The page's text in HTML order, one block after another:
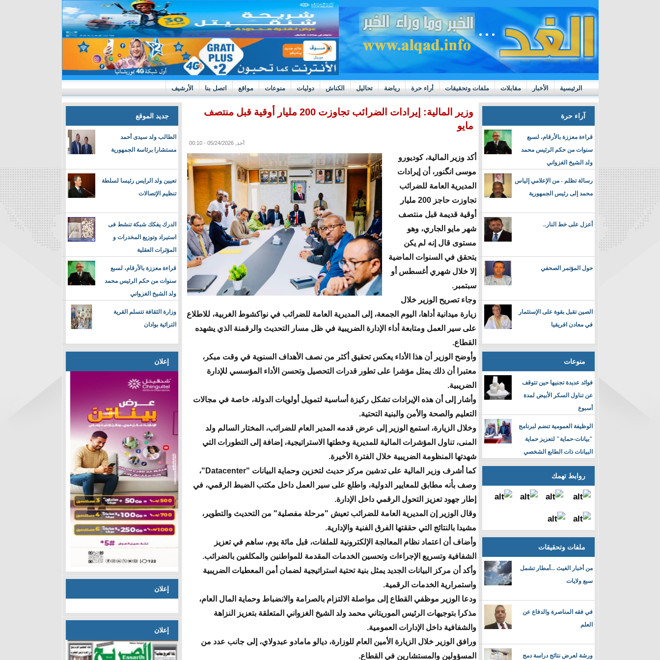
الرئيسية الأخبار مقابلات ملفات وتحقيقات أراء حرة رياضة تحاليل الكناش دوليات منوعات مواقع اتصل بنا الأرشيف
https://m.youtube.com/watch?v=GN10qW4W4hQ
آراء حرة
قراءة معززة بالأرقام، لسبع
سنوات من حكم الرئيس محمد
ولد الشيخ الغزواني
رسالة تظلم - من الإعلامي إلياس
محمد إلى رئيس الجمهورية
أعزل على خط النار..
حول المؤتمر الصحفي
الصين تقبل بقوة على الإستثمار
في معادن افريقيا
منوعات
فوائد عديدة تجنيها حين تتوقف
عن تناول السكر الأبيض لمدة
أسبوع
الوظيفة العمومية تنضم لبرنامج
"بيانات-حماية" لتعزيز حماية
البيانات ذات الطابع الشخصي
روابط تهمك
ملفات وتحقيقات
من أخبار الغيث ...أمطار تشمل
سبع ولايات
في فقه المناصرة والدفاع عن
العلم
ورشة لعرض نتائج دراسة دمج
وزير المالية: إيرادات الضرائب تجاوزت 200 مليار أوقية قبل منتصف
مايو
أحد, 05/24/2026 - 00:10
أكد وزير المالية، كوديورو
موسى انگنور، أن إيرادات
المديرية العامة للضرائب
تجاوزت حاجز 200 مليار
أوقية قديمة قبل منتصف
شهر مايو الجاري، وهو
مستوى قال إنه لم يكن
يتحقق في السنوات الماضية
إلا خلال شهري أغسطس أو
سبتمبر.
وجاء تصريح الوزير خلال
زيارة ميدانية أداها، اليوم الجمعة، إلى المديرية العامة للضرائب في نواكشوط الغربية، للاطلاع
على سير العمل ومتابعة أداء الإدارة الضريبية في ظل مسار التحديث والرقمنة الذي يشهده
القطاع.
وأوضح الوزير أن هذا الأداء يعكس تحقيق أكثر من نصف الأهداف السنوية في وقت مبكر،
معتبرا أن ذلك يمثل مؤشرا على تطور قدرات التحصيل وتحسن الأداء المؤسسي للإدارة
الضريبية.
وأشار إلى أن هذه الإيرادات تشكل ركيزة أساسية لتمويل أولويات الدولة، خاصة في مجالات
التعليم والصحة والأمن والبنية التحتية.
وخلال الزيارة، استمع الوزير إلى عرض قدمه المدير العام للضرائب، المختار السالم ولد
المنى، تناول المؤشرات المالية للمديرية وخطتها الاستراتيجية، إضافة إلى التطورات التي
شهدتها المنظومة الضريبية خلال الفترة الأخيرة.
كما أشرف وزير المالية على تدشين مركز حديث لتخزين وحماية البيانات "Datacenter"،
وصف بأنه مطابق للمعايير الدولية، واطلع على سير العمل داخل مكتب الضبط الرقمي، في
إطار جهود تعزيز التحول الرقمي داخل الإدارة.
وقال الوزير إن المديرية العامة للضرائب تعيش "مرحلة مفصلية" من التحديث والتطوير،
مشيدا بالنتائج التي حققتها الفرق الفنية والإدارية.
وأضاف أن اعتماد نظام المعالجة الإلكترونية للملفات، قبل مائة يوم، ساهم في تعزيز
الشفافية وتسريع الإجراءات وتحسين الخدمات المقدمة للمواطنين والمكلفين بالضرائب.
وأكد أن مركز البيانات الجديد يمثل بنية تحتية استراتيجية لضمان أمن المعطيات الضريبية
واستمرارية الخدمات الرقمية.
ودعا الوزير موظفي القطاع إلى مواصلة الالتزام بالصرامة والانضباط وحماية المال العام،
مذكرا بتوجيهات الرئيس الموريتاني محمد ولد الشيخ الغزواني المتعلقة بتعزيز النزاهة
والشفافية داخل الإدارات العمومية.
ورافق الوزير خلال الزيارة الأمين العام للوزارة، ديالو مامادو عبدولاي، إلى جانب عدد من
المسؤولين والمستشارين في القطاع.
جديد الموقع
الطالب ولد سيدى أحمد
مستشارا برئاسة الجمهورية
تعيين ولد الرايس رئيسا لسلطة
تنظيم الإتصالات
الدرك يفكك شبكة تنشط فى
استيراد وتوزيع المخدرات و
المؤثرات العقلية
قراءة معززة بالأرقام، لسبع
سنوات من حكم الرئيس محمد
ولد الشيخ الغزواني
وزارة الثقافة تتسلم القرية
التراثية بوادان
إعلان
إعلان
إعلان